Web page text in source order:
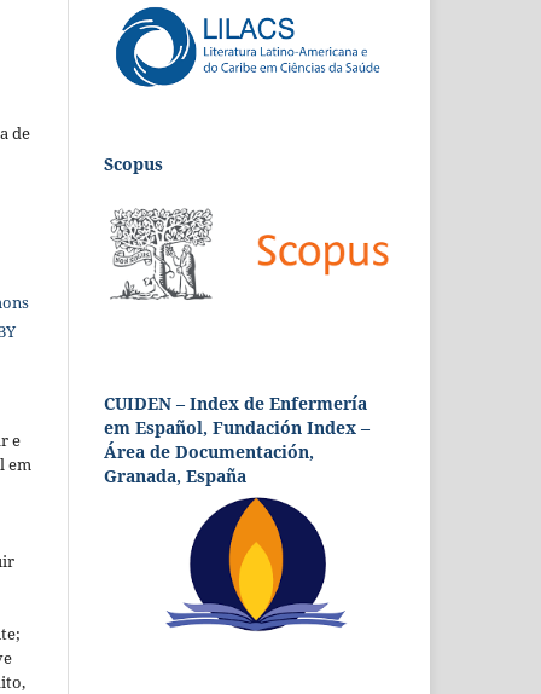
de
e
em
Scopus
CUIDEN – Index de Enfermería
em Español, Fundación Index –
Área de Documentación,
Granada, España